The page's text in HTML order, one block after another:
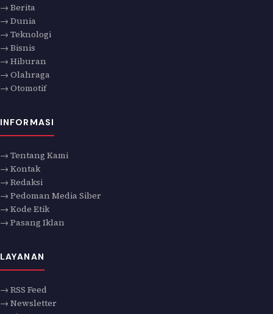
→ Berita
→ Dunia
→ Teknologi
→ Bisnis
→ Hiburan
→ Olahraga
→ Otomotif
INFORMASI
→ Tentang Kami
→ Kontak
→ Redaksi
→ Pedoman Media Siber
→ Kode Etik
→ Pasang Iklan
LAYANAN
→ RSS Feed
→ Newsletter